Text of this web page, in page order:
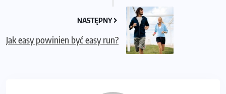
NASTĘPNY
Jak easy powinien być easy run?